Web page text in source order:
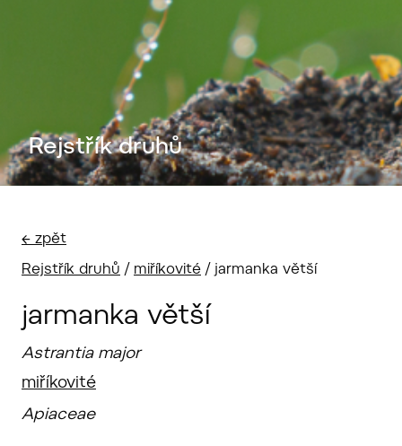
Rejstřík druhů
← zpět
Rejstřík druhů / miříkovité / jarmanka větší
jarmanka větší
Astrantia major
miříkovité
Apiaceae